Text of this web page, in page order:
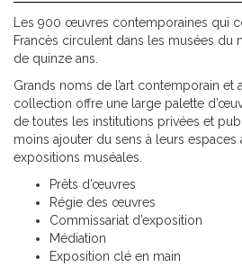
Les 900 œuvres contemporaines qui
Francès circulent dans les musées du
de quinze ans.
Grands noms de l’art contemporain et
collection offre une large palette
de toutes les institutions privées et
moins ajouter du sens à leurs espaces
expositions muséales.
Prêts d’œuvres
Régie des œuvres
Commissariat d’exposition
Médiation
Exposition clé en main